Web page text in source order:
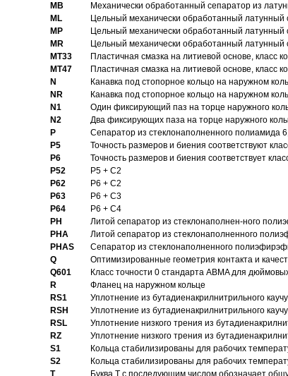
MB
Механически обработанный сепаратор из
ML
Цельный механически обработанный латунный
MP
Цельный механически обработанный
MR
Цельный механически обработанный латунный
MT33
Пластичная смазка на литиевой основе, класс
MT47
Пластичная смазка на литиевой основе, класс
N
Канавка под стопорное кольцо на наружном
NR
Канавка под стопорное кольцо на наружном
N1
Один фиксирующий паз на торце наружного
N2
Два фиксирующих паза на торце наружного
P
Cепаратор из стеклонаполненного полиамида
P5
Точность размеров и биения соответствуют
P6
Точность размеров и биения соответствует
P52
P5 + C2
P62
P6 + C2
P63
P6 + C3
P64
P6 + C4
PH
Литой сепаратор из стеклонаполнен-ного
PHA
Литой сепаратор из стеклонаполненного
PHAS
Сепаратор из стеклонаполненного
Q
Оптимизированные геометрия контакта и
Q601
Класс точности 0 стандарта ABMA для
R
Фланец на наружном кольце
RS1
Уплотнение из бутадиенакрилнитрильного
RSH
Уплотнение из бутадиенакрилнитрильного
RSL
Уплотнение низкого трения из
RZ
Уплотнение низкого трения из
S1
Кольца стабилизированы для рабочих
S2
Кольца стабилизированы для рабочих
T
Буква T с последующим числом обозначает